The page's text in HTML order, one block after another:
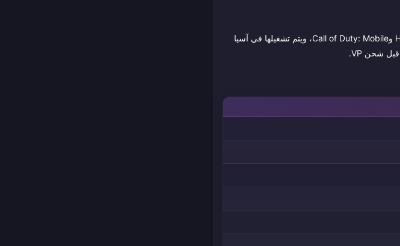
اللعبة من إنتاج TiMi Studio Group، وهو الاستوديو المملوك لشركة Tencent والمسؤول أيضاً عن Honor of Kings وCall of Duty: Mobile، ويتم تشغيلها في آسيا